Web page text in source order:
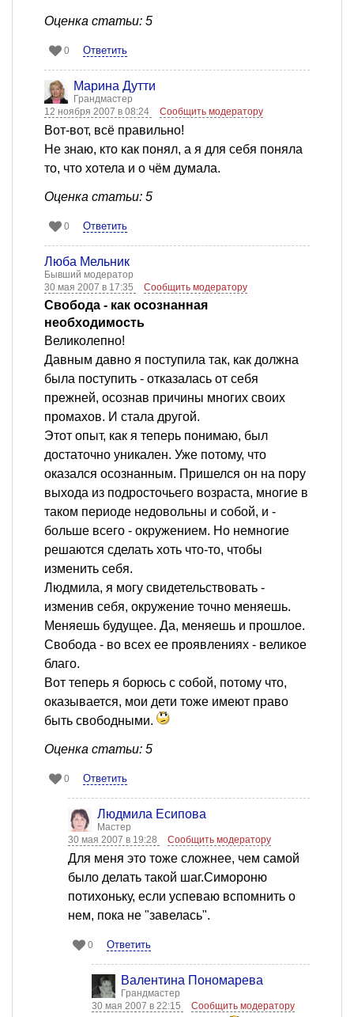
Оценка статьи: 5
0 Ответить
Марина Дутти
Грандмастер
12 ноября 2007 в 08:24
Сообщить модератору
Вот-вот, всё правильно!
Не знаю, кто как понял, а я для себя поняла
то, что хотела и о чём думала.
Оценка статьи: 5
0 Ответить
Люба Мельник
Бывший модератор
30 мая 2007 в 17:35
Сообщить модератору
Свобода - как осознанная
необходимость
Великолепно!
Давным давно я поступила так, как должна
была поступить - отказалась от себя
прежней, осознав причины многих своих
промахов. И стала другой.
Этот опыт, как я теперь понимаю, был
достаточно уникален. Уже потому, что
оказался осознанным. Пришелся он на пору
выхода из подросточьего возраста, многие в
таком периоде недовольны и собой, и -
больше всего - окружением. Но немногие
решаются сделать хоть что-то, чтобы
изменить себя.
Людмила, я могу свидетельствовать -
изменив себя, окружение точно меняешь.
Меняешь будущее. Да, меняешь и прошлое.
Свобода - во всех ее проявлениях - великое
благо.
Вот теперь я борюсь с собой, потому что,
оказывается, мои дети тоже имеют право
быть свободными.
Оценка статьи: 5
0 Ответить
Людмила Есипова
Мастер
30 мая 2007 в 19:28
Сообщить модератору
Для меня это тоже сложнее, чем самой
было делать такой шаг.Симороню
потихоньку, если успеваю вспомнить о
нем, пока не "завелась".
0 Ответить
Валентина Пономарева
Грандмастер
30 мая 2007 в 22:15
Сообщить модератору